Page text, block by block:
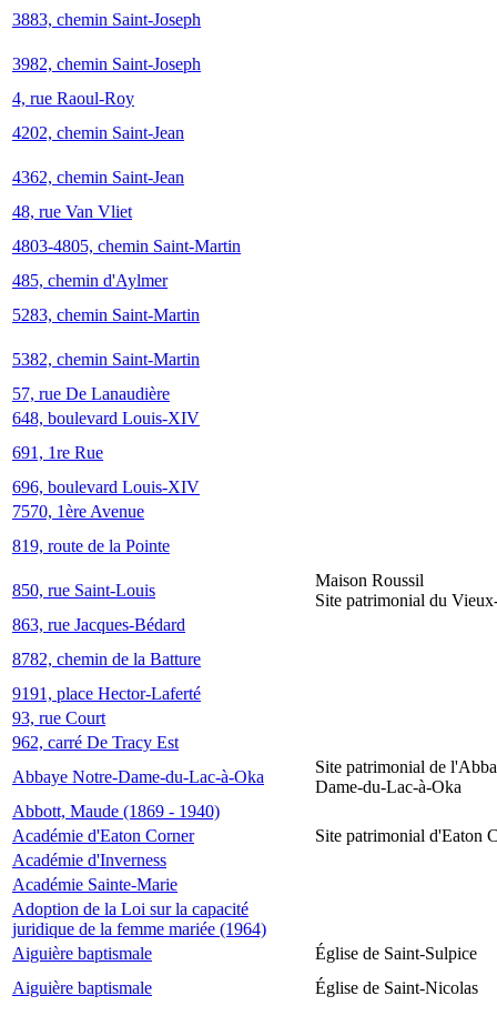
3883, chemin Saint-Joseph
3982, chemin Saint-Joseph
4, rue Raoul-Roy
4202, chemin Saint-Jean
4362, chemin Saint-Jean
48, rue Van Vliet
4803-4805, chemin Saint-Martin
485, chemin d'Aylmer
5283, chemin Saint-Martin
5382, chemin Saint-Martin
57, rue De Lanaudière
648, boulevard Louis-XIV
691, 1re Rue
696, boulevard Louis-XIV
7570, 1ère Avenue
819, route de la Pointe
850, rue Saint-Louis
Maison Roussil
Site patrimonial du
863, rue Jacques-Bédard
8782, chemin de la Batture
9191, place Hector-Laferté
93, rue Court
962, carré De Tracy Est
Abbaye Notre-Dame-du-Lac-à-Oka
Site patrimonial de
Dame-du-Lac-à-Oka
Abbott, Maude (1869 - 1940)
Académie d'Eaton Corner
Site patrimonial d'Eaton
Académie d'Inverness
Académie Sainte-Marie
Adoption de la Loi sur la capacité
juridique de la femme mariée (1964)
Aiguière baptismale
Église de Saint-Sulpice
Aiguière baptismale
Église de Saint-Nicolas